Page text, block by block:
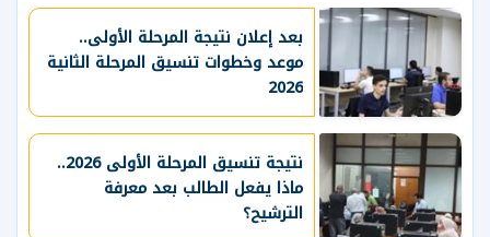
بعد إعلان نتيجة المرحلة الأولى..
موعد وخطوات تنسيق المرحلة الثانية
2026
نتيجة تنسيق المرحلة الأولى 2026..
ماذا يفعل الطالب بعد معرفة
الترشيح؟